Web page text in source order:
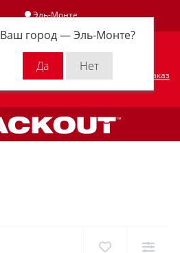
Эль-Монте
Ваш город —Эль-Монте?
Личный кабинет
Оформить заказ